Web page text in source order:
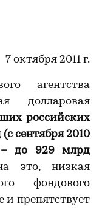
7 октября 2011 г.
агентства
долларовая
российских
сентября 2010
– до 929 млрд
это, низкая
фондового
и препятствует